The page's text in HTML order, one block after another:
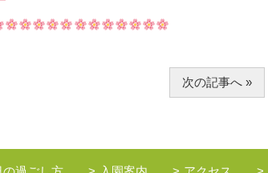
次の記事へ »